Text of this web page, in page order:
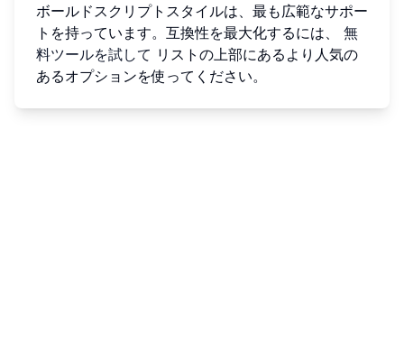
ボールドスクリプトスタイルは、最も広範なサポー
トを持っています。互換性を最大化するには、 無
料ツールを試して リストの上部にあるより人気の
あるオプションを使ってください。